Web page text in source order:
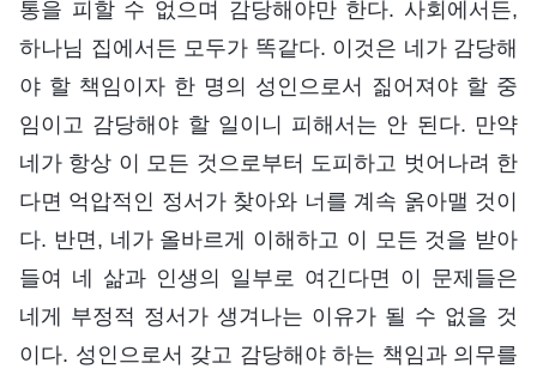
통을 피할 수 없으며 감당해야만 한다. 사회에서든,
하나님 집에서든 모두가 똑같다. 이것은 네가 감당해
야 할 책임이자 한 명의 성인으로서 짊어져야 할 중
임이고 감당해야 할 일이니 피해서는 안 된다. 만약
네가 항상 이 모든 것으로부터 도피하고 벗어나려 한
다면 억압적인 정서가 찾아와 너를 계속 옭아맬 것이
다. 반면, 네가 올바르게 이해하고 이 모든 것을 받아
들여 네 삶과 인생의 일부로 여긴다면 이 문제들은
네게 부정적 정서가 생겨나는 이유가 될 수 없을 것
이다. 성인으로서 갖고 감당해야 하는 책임과 의무를